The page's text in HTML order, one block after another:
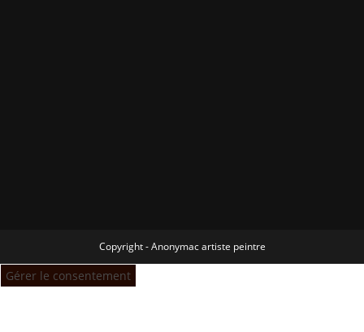
Copyright - Anonymac artiste peintre
Gérer le consentement